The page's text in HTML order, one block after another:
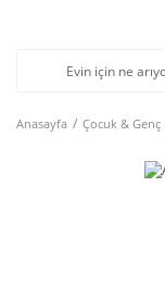
Anasayfa Çocuk & Genç